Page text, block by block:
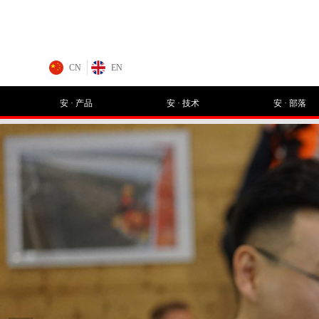
安 · 产品 安 · 技术 安 · 部落
CN EN